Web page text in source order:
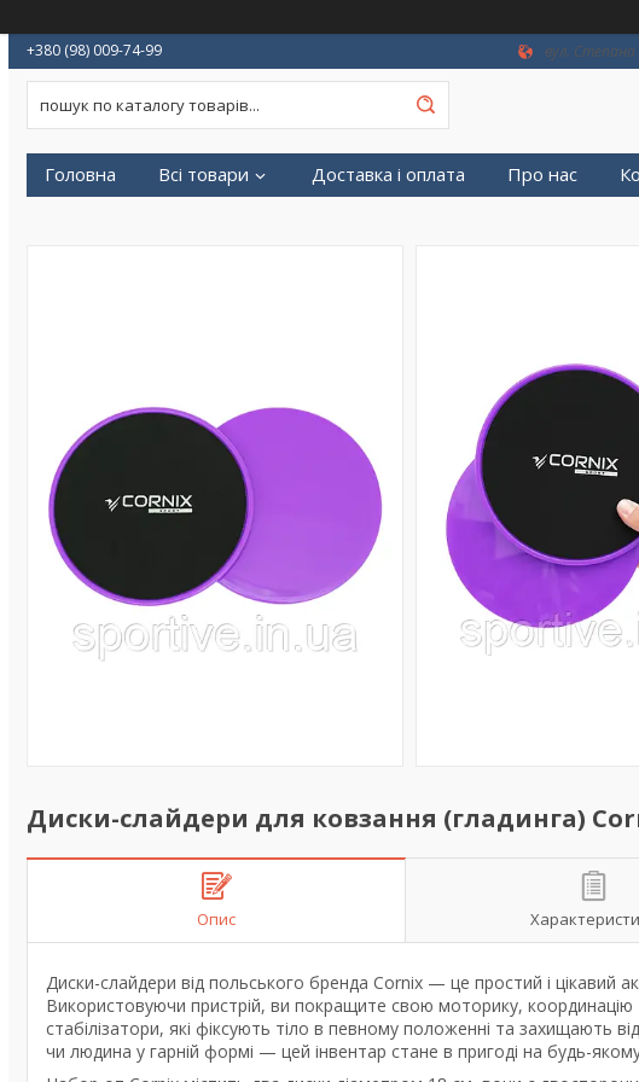
+380 (98) 009-74-99
вул. Степана
Головна Всі товари Доставка і оплата Про нас
Диски-слайдери для ковзання (гладинга)
Опис
Диски-слайдери від польського бренда Cornix — це простий і цікавий
Використовуючи пристрій, ви покращите свою моторику, координацію
стабілізатори, які фіксують тіло в певному положенні та захищають
чи людина у гарній формі — цей інвентар стане в пригоді на будь-